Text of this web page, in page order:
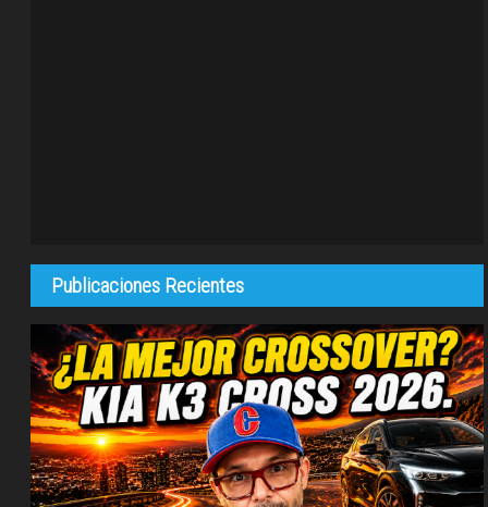
Publicaciones Recientes